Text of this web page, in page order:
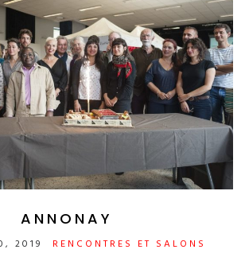
ANNONAY
2019 RENCONTRES ET SALONS